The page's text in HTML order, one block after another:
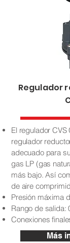
Regulador
El regulador CVS
regulador
adecuado para
gas LP (gas
más bajo. Así
de aire
Presión máxima
Rango de salida:
Conexiones
Más